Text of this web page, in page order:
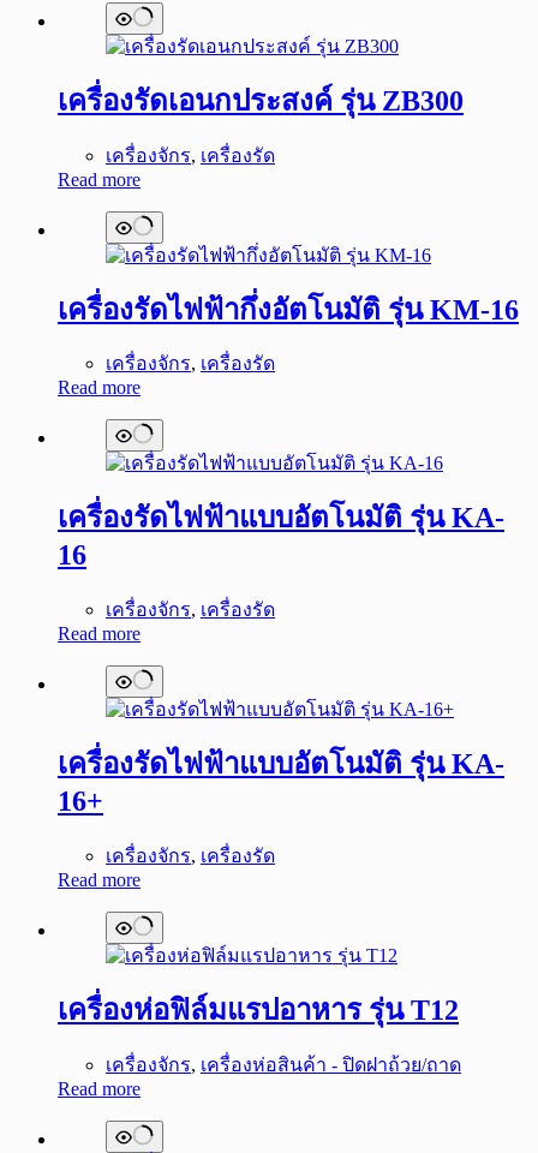
เครื่องรัดเอนกประสงค์ รุ่น ZB300
เครื่องจักร, เครื่องรัด
Read more
เครื่องรัดไฟฟ้ากึ่งอัตโนมัติ รุ่น KM-16
เครื่องจักร, เครื่องรัด
Read more
เครื่องรัดไฟฟ้าแบบอัตโนมัติ รุ่น KA-
16
เครื่องจักร, เครื่องรัด
Read more
เครื่องรัดไฟฟ้าแบบอัตโนมัติ รุ่น KA-
16+
เครื่องจักร, เครื่องรัด
Read more
เครื่องห่อฟิล์มแรปอาหาร รุ่น T12
เครื่องจักร, เครื่องห่อสินค้า - ปิดฝาถ้วย/ถาด
Read more